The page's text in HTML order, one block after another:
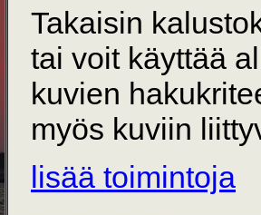
Takaisin
tai voit käyttää
kuvien
myös kuviin
lisää toimintoja